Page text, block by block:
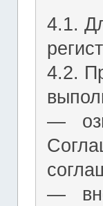
4.1.
4.2.
―
―